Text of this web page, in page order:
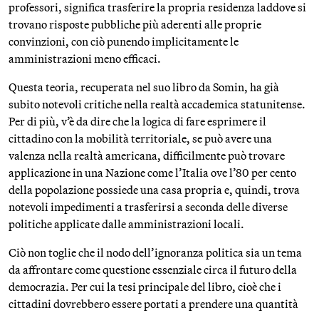
professori, significa trasferire la propria residenza laddove si
trovano risposte pubbliche più aderenti alle proprie
convinzioni, con ciò punendo implicitamente le
amministrazioni meno efficaci.
Questa teoria, recuperata nel suo libro da Somin, ha già
subito notevoli critiche nella realtà accademica statunitense.
Per di più, v’è da dire che la logica di fare esprimere il
cittadino con la mobilità territoriale, se può avere una
valenza nella realtà americana, difficilmente può trovare
applicazione in una Nazione come l’Italia ove l’80 per cento
della popolazione possiede una casa propria e, quindi, trova
notevoli impedimenti a trasferirsi a seconda delle diverse
politiche applicate dalle amministrazioni locali.
Ciò non toglie che il nodo dell’ignoranza politica sia un tema
da affrontare come questione essenziale circa il futuro della
democrazia. Per cui la tesi principale del libro, cioè che i
cittadini dovrebbero essere portati a prendere una quantità